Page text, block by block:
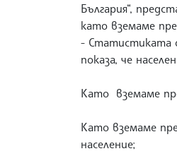
България“,
като вземаме
- Статистиката
показа, че
Като вземаме
Като вземаме
население;